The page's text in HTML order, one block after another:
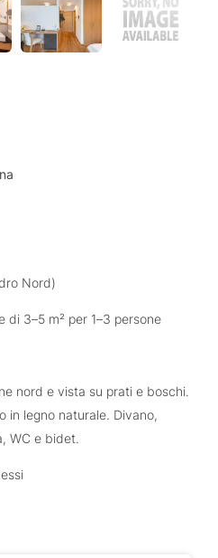
Nord)
di 3–5 m² per 1–3 persone
nord e vista su prati e boschi.
in legno naturale. Divano,
WC e bidet.